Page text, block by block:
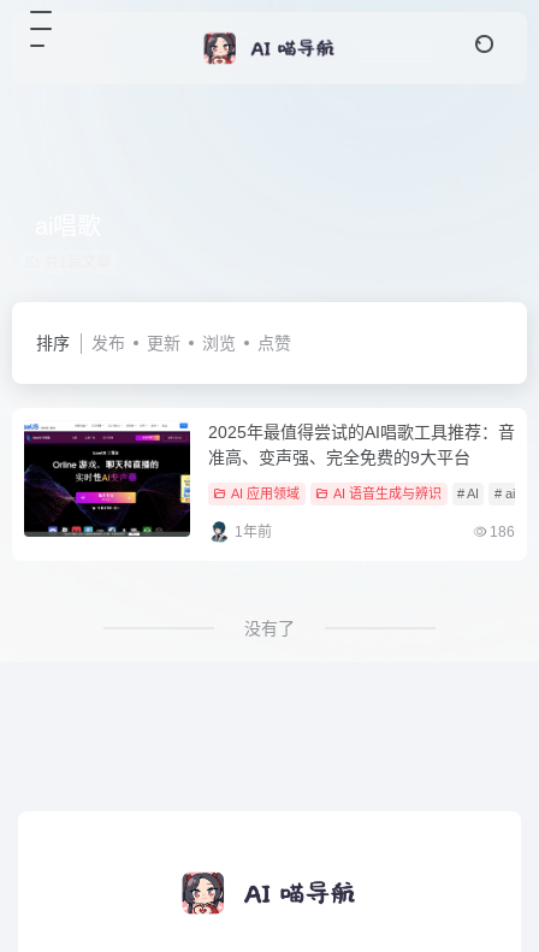
排序 发布 更新 浏览 点赞
2025年最值得尝试的AI唱歌工具推荐：音
准高、变声强、完全免费的9大平台
AI 应用领域 AI 语音生成与辨识 # AI # ai唱
1年前 186
没有了